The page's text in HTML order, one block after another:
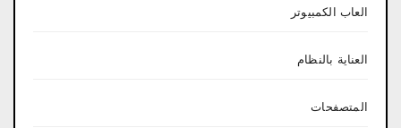
العاب الكمبيوتر
العناية بالنظام
المتصفحات